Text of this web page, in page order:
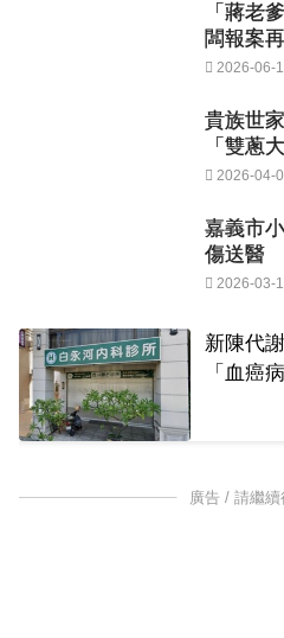
「蔣老
闆報案
2026-06-
貴族世
「雙蔥
2026-04-
嘉義市
傷送醫
2026-03-
新陳代
「血癌
廣告 / 請繼